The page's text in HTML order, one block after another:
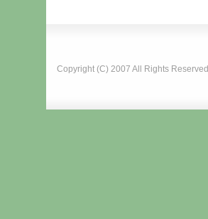
Copyright (C) 2007 All Rights Reserved